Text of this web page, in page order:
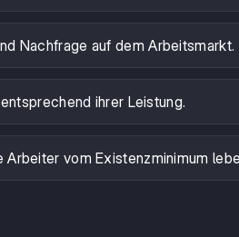
Nachfrage auf dem Arbeitsmarkt.
ihrer Leistung.
vom Existenzminimum